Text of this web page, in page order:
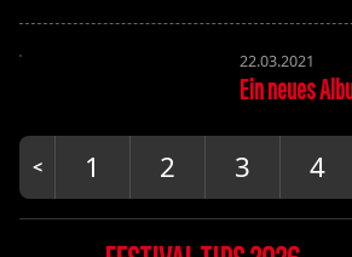
22.03.2021
Ein neues
1 2 3 4